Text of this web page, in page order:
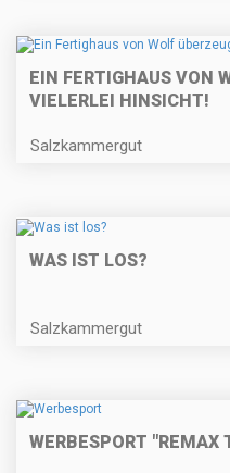
EIN FERTIGHAUS VON
VIELERLEI HINSICHT!
Salzkammergut
WAS IST LOS?
Salzkammergut
WERBESPORT "REMAX